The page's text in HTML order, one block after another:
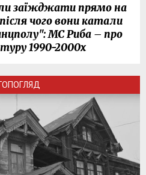
заїжджати прямо на
чого вони катали
МС Риба – про
1990-2000х